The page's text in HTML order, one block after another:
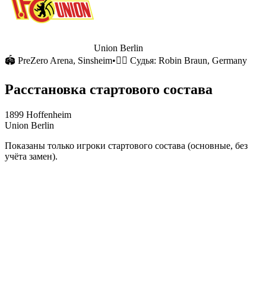
Union Berlin
🏟 PreZero Arena, Sinsheim•🧑‍⚖️ Судья: Robin Braun, Germany
Расстановка стартового состава
1899 Hoffenheim
Union Berlin
Показаны только игроки стартового состава (основные, без
учёта замен).